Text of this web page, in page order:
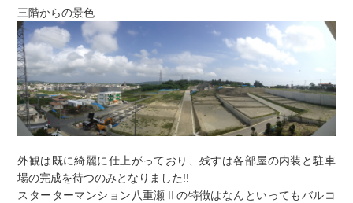
三階からの景色
外観は既に綺麗に仕上がっており、残すは各部屋の内装と駐車
場の完成を待つのみとなりました!!
スターターマンション八重瀬Ⅱの特徴はなんといってもバルコ